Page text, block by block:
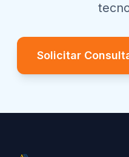
Solicitar